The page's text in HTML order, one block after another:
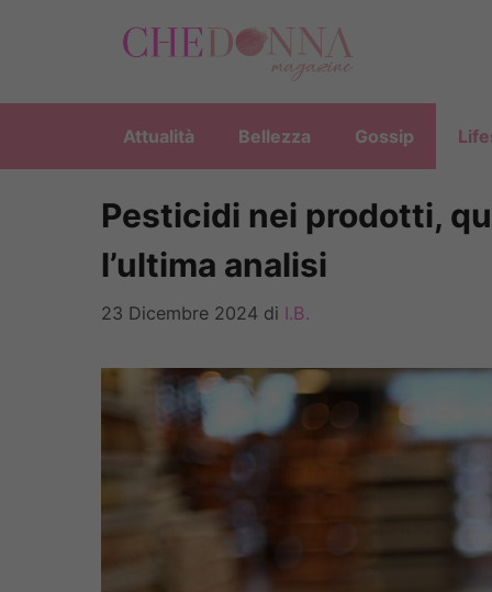
Attualità Bellezza Gossip
Pesticidi nei prodotti,
l’ultima analisi
23 Dicembre 2024 di I.B.